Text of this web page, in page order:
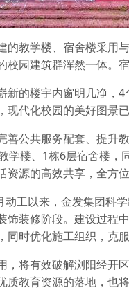
的教学楼、宿舍楼采用
校园建筑群浑然一体。
新的楼宇内窗明几净，
现代化校园的美好图景
善公共服务配套、提升
学楼、1栋6层宿舍楼
资源的高效共享，全方
动工以来，金发集团科
饰装修阶段。建设过程
同时优化施工组织，克
，将有效破解浏阳经开
质教育资源的落地，也